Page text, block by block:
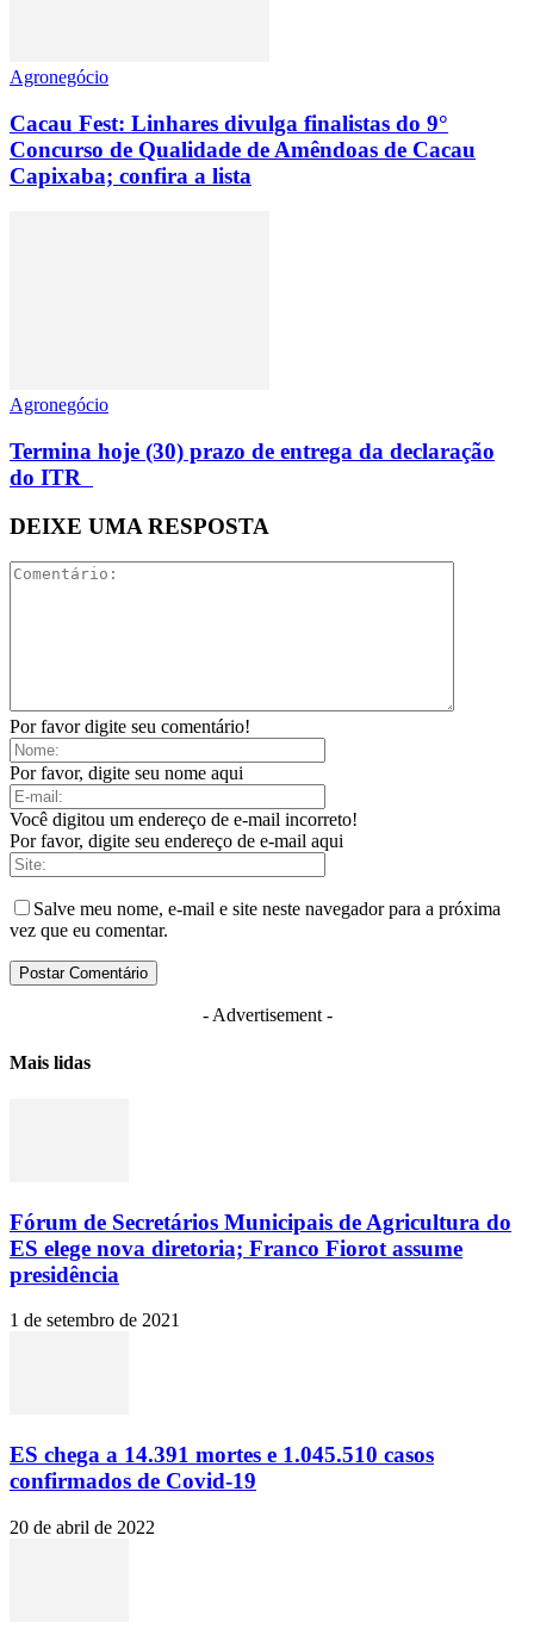
Agronegócio
Cacau Fest: Linhares divulga finalistas do 9°
Concurso de Qualidade de Amêndoas de Cacau
Capixaba; confira a lista
Agronegócio
Termina hoje (30) prazo de entrega da declaração
do ITR
DEIXE UMA RESPOSTA
Por favor digite seu comentário!
Por favor, digite seu nome aqui
Você digitou um endereço de e-mail incorreto!
Por favor, digite seu endereço de e-mail aqui
Salve meu nome, e-mail e site neste navegador para a próxima
vez que eu comentar.
- Advertisement -
Mais lidas
Fórum de Secretários Municipais de Agricultura do
ES elege nova diretoria; Franco Fiorot assume
presidência
1 de setembro de 2021
ES chega a 14.391 mortes e 1.045.510 casos
confirmados de Covid-19
20 de abril de 2022